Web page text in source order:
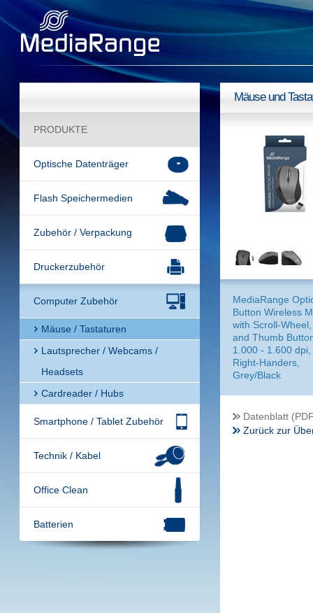
PRODUKTE
Optische Datenträger
Flash Speichermedien
Zubehör / Verpackung
Druckerzubehör
Computer Zubehör
Mäuse / Tastaturen
Lautsprecher / Webcams /
Headsets
Cardreader / Hubs
Smartphone / Tablet Zubehör
Technik / Kabel
Office Clean
Batterien
Mäuse und
MediaRange
Button Wireless
with Scroll-
and Thumb
1.000 - 1.600 dpi,
Right-Handers,
Grey/Black
Datenblatt
Zurück zur